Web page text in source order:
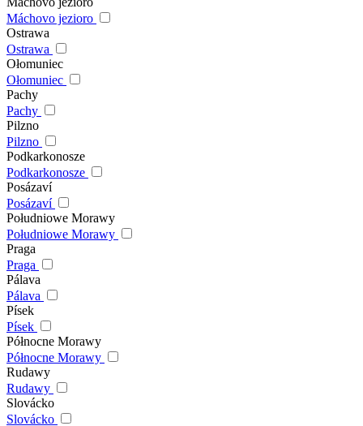
Máchovo jezioro
Ostrawa
Ostrawa
Ołomuniec
Ołomuniec
Pachy
Pachy
Pilzno
Pilzno
Podkarkonosze
Podkarkonosze
Posázaví
Posázaví
Południowe Morawy
Południowe Morawy
Praga
Praga
Pálava
Pálava
Písek
Písek
Północne Morawy
Północne Morawy
Rudawy
Rudawy
Slovácko
Slovácko